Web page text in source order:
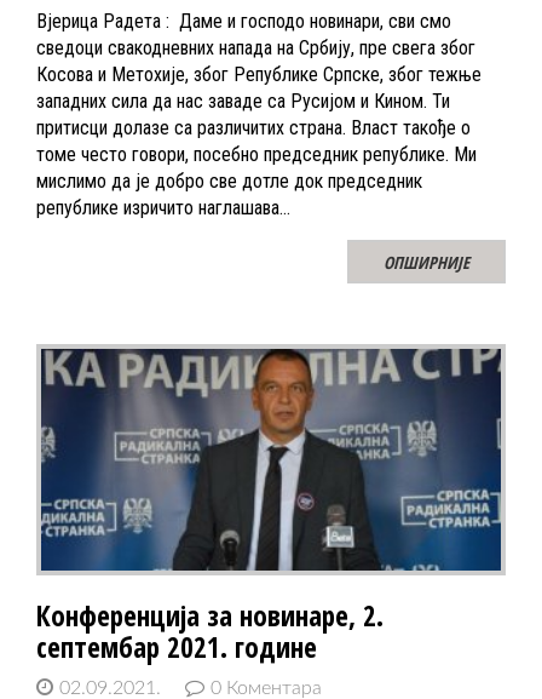
Вјерица Радета : Даме и господо новинари, сви смо
сведоци свакодневних напада на Србију, пре свега због
Косова и Метохије, због Републике Српске, због тежње
западних сила да нас заваде са Русијом и Кином. Ти
притисци долазе са различитих страна. Власт такође о
томе често говори, посебно председник републике. Ми
мислимо да је добро све дотле док председник
републике изричито наглашава…
ОПШИРНИЈЕ
Конференција за новинаре, 2.
септембар 2021. године
02.09.2021. 0 Коментара